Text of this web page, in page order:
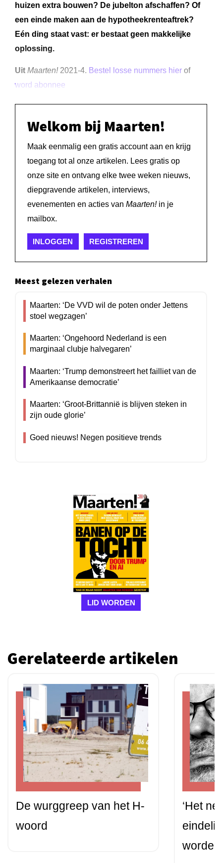
huizen extra bouwen? De jubelton afschaffen? Of
een einde maken aan de hypotheekrenteaftrek?
Eén ding staat vast: er bestaat geen makkelijke
oplossing.
Uit Maarten! 2021-4. Bestel losse nummers hier of
word abonnee
Welkom bij Maarten!
Maak eenmalig een gratis account aan en krijg
toegang tot al onze artikelen. Lees gratis op
onze site en ontvang elke twee weken nieuws,
diepgravende artikelen, interviews,
evenementen en acties van Maarten!in je
mailbox.
INLOGGEN REGISTREREN
Meest gelezen verhalen
Maarten: ‘De VVD wil de poten onder Jettens
stoel wegzagen’
Maarten: ‘Ongehoord Nederland is een
marginaal clubje halvegaren’
Maarten: ‘Trump demonstreert het failliet van de
Amerikaanse democratie’
Maarten: ‘Groot-Brittannië is blijven steken in
zijn oude glorie’
Goed nieuws! Negen positieve trends
LID WORDEN
Gerelateerde artikelen
De wurggreep van het H-
woord
‘Het
worden